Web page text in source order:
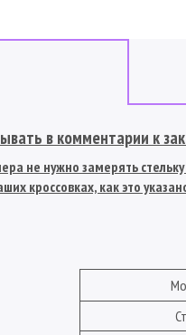
в комментарии к
не нужно замерять
кроссовках, как это